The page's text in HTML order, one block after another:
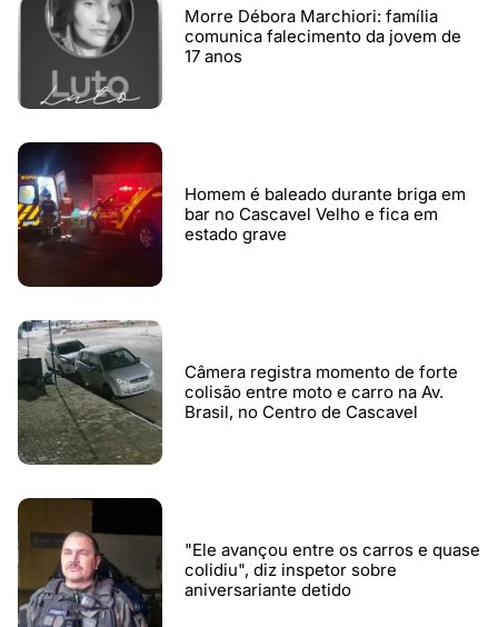
Morre Débora Marchiori: família
comunica falecimento da jovem de
17 anos
Homem é baleado durante briga em
bar no Cascavel Velho e fica em
estado grave
Câmera registra momento de forte
colisão entre moto e carro na Av.
Brasil, no Centro de Cascavel
"Ele avançou entre os carros e quase
colidiu", diz inspetor sobre
aniversariante detido